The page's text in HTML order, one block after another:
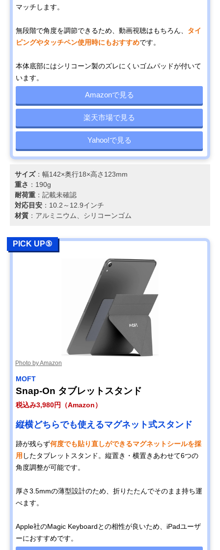
マッチします。
無段階で角度を調節できるため、動画視聴はもちろん、 タイ
ピングやタッチペン使用時にもおすすめです。
本体底部にはシリコーン製のズレにくいゴムパッドが付いて
います。
Amazonで見る
楽天市場で見る
Yahoo!で見る
サイズ：幅142×奥行18×高さ123mm
重さ ：190g
耐荷重 ：記載未確認
対応目安 ：10.2～12.9インチ
材質 ：アルミニウム、シリコーンゴム
PICK UP⑤
Photo by Amazon
MOFT
Snap-On タブレットスタンド
税込み3,980円（Amazon）
縦横どちらでも使えるマグネット式スタンド
跡が残らず何度でも貼り直しができるマグネットシールを採
用 したタブレットスタンド。縦置き・横置きあわせて6つの
角度調整が可能です。
厚さ3.5mmの薄型設計のため、折りたたんでそのまま持ち運
べます。
Apple社のMagic Keyboardとの相性が良いため、iPadユーザ
ーにおすすめです。